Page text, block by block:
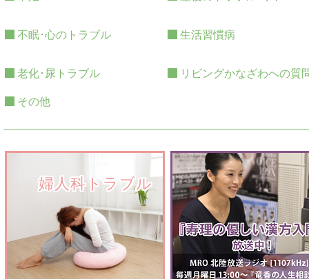
不眠･心のトラブル 生活習慣病
老化･尿トラブル リビングかなざわへの質
その他
婦人科トラブル